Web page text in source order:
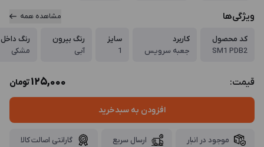
ویژگی‌ها مشاهده همه
کد محصول
SM1 PDB2
کاربرد
جعبه سرویس
سایز
1
رنگ بیرون
آبی
رنگ داخل
مشکی
قیمت: 125,000تومان
افزودن به سبدخرید
موجود در انبار ارسال سریع گارانتی اصالت کالا